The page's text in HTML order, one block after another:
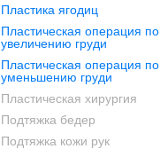
Пластика ягодиц
Пластическая операция по
увеличению груди
Пластическая операция по
уменьшению груди
Пластическая хирургия
Подтяжка бедер
Подтяжка кожи рук